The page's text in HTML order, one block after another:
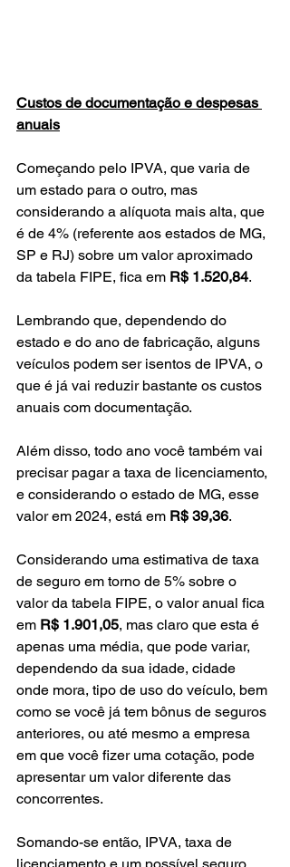
Custos de documentação e despesas
anuais
Começando pelo IPVA, que varia de
um estado para o outro, mas
considerando a alíquota mais alta, que
é de 4% (referente aos estados de MG,
SP e RJ) sobre um valor aproximado
da tabela FIPE, fica em R$ 1.520,84.
Lembrando que, dependendo do
estado e do ano de fabricação, alguns
veículos podem ser isentos de IPVA, o
que é já vai reduzir bastante os custos
anuais com documentação.
Além disso, todo ano você também vai
precisar pagar a taxa de licenciamento,
e considerando o estado de MG, esse
valor em 2024, está em R$ 39,36.
Considerando uma estimativa de taxa
de seguro em torno de 5% sobre o
valor da tabela FIPE, o valor anual fica
em R$ 1.901,05, mas claro que esta é
apenas uma média, que pode variar,
dependendo da sua idade, cidade
onde mora, tipo de uso do veículo, bem
como se você já tem bônus de seguros
anteriores, ou até mesmo a empresa
em que você fizer uma cotação, pode
apresentar um valor diferente das
concorrentes.
Somando-se então, IPVA, taxa de